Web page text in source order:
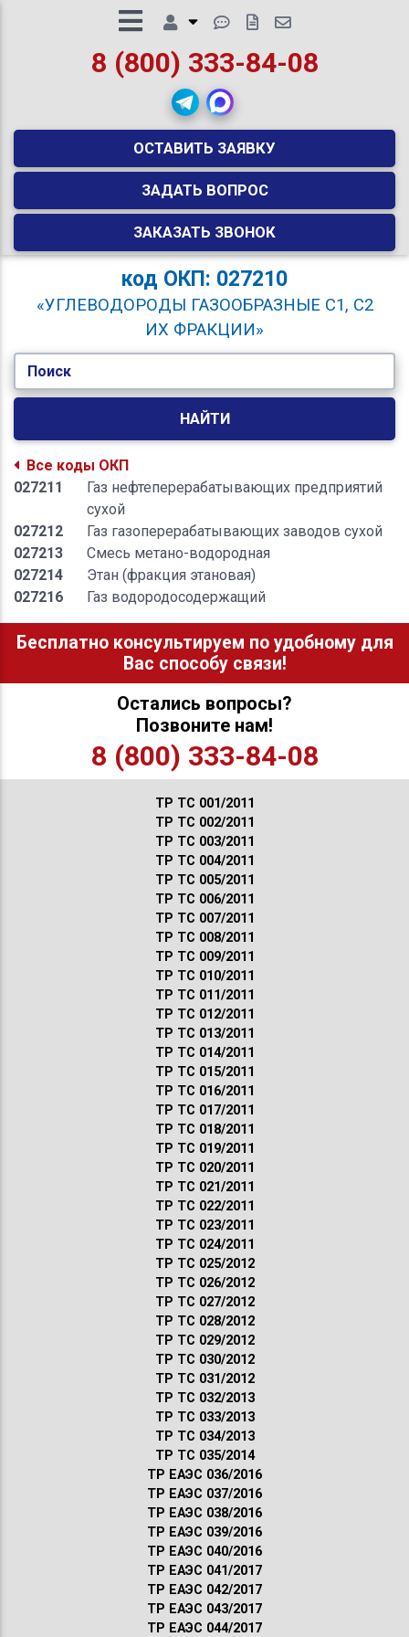
8 (800) 333-84-08
ОСТАВИТЬ ЗАЯВКУ
ЗАДАТЬ ВОПРОС
ЗАКАЗАТЬ ЗВОНОК
код ОКП: 027210
«УГЛЕВОДОРОДЫ ГАЗООБРАЗНЫЕ C1, C2
ИХ ФРАКЦИИ»
Поиск
НАЙТИ
Все коды ОКП
027211
Газ нефтеперерабатывающих предприятий
сухой
027212
Газ газоперерабатывающих заводов сухой
027213
Смесь метано-водородная
027214
Этан (фракция этановая)
027216
Газ водородосодержащий
Бесплатно консультируем по удобному для
Вас способу связи!
Остались вопросы?
Позвоните нам!
8 (800) 333-84-08
ТР ТС 001/2011
ТР ТС 002/2011
ТР ТС 003/2011
ТР ТС 004/2011
ТР ТС 005/2011
ТР ТС 006/2011
ТР ТС 007/2011
ТР ТС 008/2011
ТР ТС 009/2011
ТР ТС 010/2011
ТР ТС 011/2011
ТР ТС 012/2011
ТР ТС 013/2011
ТР ТС 014/2011
ТР ТС 015/2011
ТР ТС 016/2011
ТР ТС 017/2011
ТР ТС 018/2011
ТР ТС 019/2011
ТР ТС 020/2011
ТР ТС 021/2011
ТР ТС 022/2011
ТР ТС 023/2011
ТР ТС 024/2011
ТР ТС 025/2012
ТР ТС 026/2012
ТР ТС 027/2012
ТР ТС 028/2012
ТР ТС 029/2012
ТР ТС 030/2012
ТР ТС 031/2012
ТР ТС 032/2013
ТР ТС 033/2013
ТР ТС 034/2013
ТР ТС 035/2014
ТР ЕАЭС 036/2016
ТР ЕАЭС 037/2016
ТР ЕАЭС 038/2016
ТР ЕАЭС 039/2016
ТР ЕАЭС 040/2016
ТР ЕАЭС 041/2017
ТР ЕАЭС 042/2017
ТР ЕАЭС 043/2017
ТР ЕАЭС 044/2017